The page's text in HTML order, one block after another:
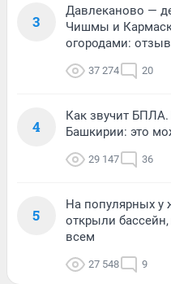
3
Давлеканово —
Чишмы и
огородами:
37 274 20
4
Как звучит
Башкирии: это
29 147 36
5
На популярных у
открыли
всем
27 548 9